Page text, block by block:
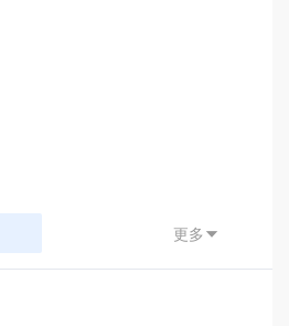
更多 